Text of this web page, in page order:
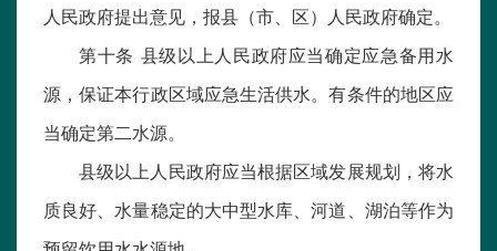
人民政府提出意见，报县（市、区）人民政府确定。
第十条 县级以上人民政府应当确定应急备用水
源，保证本行政区域应急生活供水。有条件的地区应
当确定第二水源。
县级以上人民政府应当根据区域发展规划，将水
质良好、水量稳定的大中型水库、河道、湖泊等作为